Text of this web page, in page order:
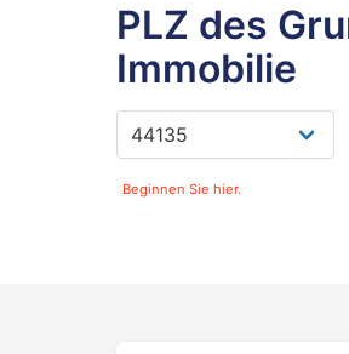
PLZ des
Immobilie
Beginnen Sie hier.